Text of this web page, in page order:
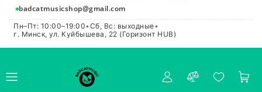
badcatmusicshop@gmail.com
Пн–Пт: 10:00–19:00•Сб, Вс: выходные•
г. Минск, ул. Куйбышева, 22 (Горизонт HUB)